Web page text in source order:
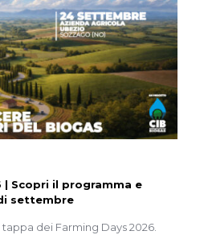
| Scopri il programma e
settembre
dei Farming Days 2026.